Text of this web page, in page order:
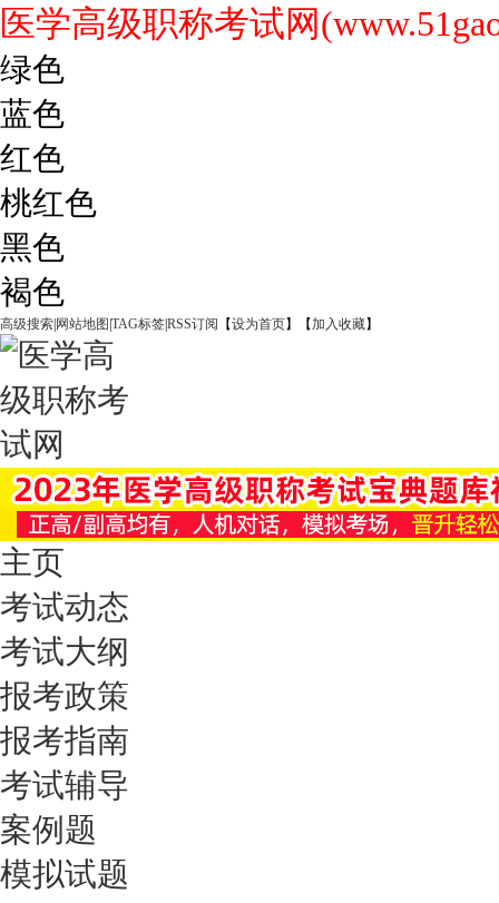
医学高级职称考试网
绿色
蓝色
红色
桃红色
黑色
褐色
高级搜索 网站地图 TAG标签RSS订阅 【设为首页】【加入收藏】
主页
考试动态
考试大纲
报考政策
报考指南
考试辅导
案例题
模拟试题